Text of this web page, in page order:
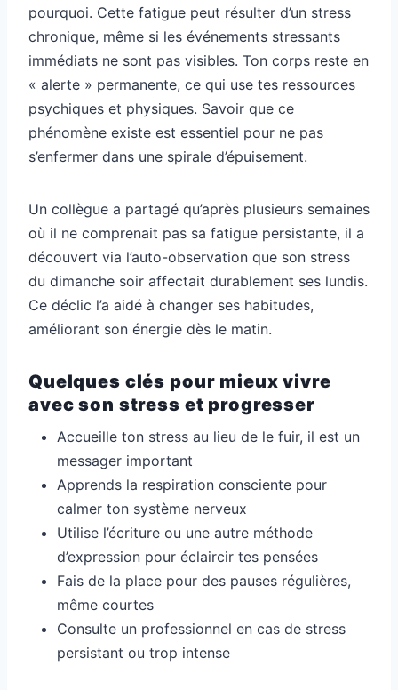
pourquoi. Cette fatigue peut résulter d’un stress
chronique, même si les événements stressants
immédiats ne sont pas visibles. Ton corps reste en
« alerte » permanente, ce qui use tes ressources
psychiques et physiques. Savoir que ce
phénomène existe est essentiel pour ne pas
s’enfermer dans une spirale d’épuisement.
Un collègue a partagé qu’après plusieurs semaines
où il ne comprenait pas sa fatigue persistante, il a
découvert via l’auto-observation que son stress
du dimanche soir affectait durablement ses lundis.
Ce déclic l’a aidé à changer ses habitudes,
améliorant son énergie dès le matin.
Quelques clés pour mieux vivre
avec son stress et progresser
Accueille ton stress au lieu de le fuir, il est un
messager important
Apprends la respiration consciente pour
calmer ton système nerveux
Utilise l’écriture ou une autre méthode
d’expression pour éclaircir tes pensées
Fais de la place pour des pauses régulières,
même courtes
Consulte un professionnel en cas de stress
persistant ou trop intense